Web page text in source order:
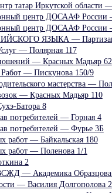
татар Иркутской области
центр ДОСААФ России
центр ДОСААФ России
ЯЗЫКА —
— Полярная 117
— Красных Мадьяр 62
— Пискунова 150/9
мастерства —
— Красных Мадьяр 110
Батора 8
потребителей — Горная 4
потребителей — Фурье 3Б
работ — Байкальская 180
работ — Поленова 1/1
2
— Академика Образцова
— Василия Долгополова